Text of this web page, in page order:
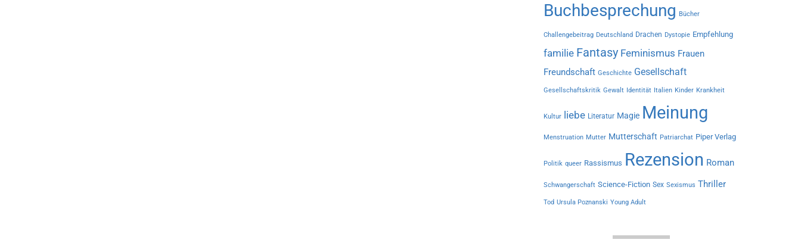
Buchbesprechung Bücher
Challengebeitrag Deutschland Drachen Dystopie Empfehlung
familie Fantasy Feminismus Frauen
Freundschaft Geschichte Gesellschaft
Gesellschaftskritik Gewalt Identität Italien Kinder Krankheit
Kultur liebe Literatur Magie Meinung
Menstruation Mutter Mutterschaft Patriarchat Piper Verlag
Politik queer Rassismus Rezension Roman
Schwangerschaft Science-Fiction Sex Sexismus Thriller
Tod Ursula Poznanski Young Adult